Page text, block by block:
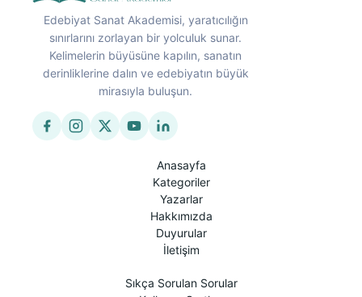
Edebiyat Sanat Akademisi, yaratıcılığın
sınırlarını zorlayan bir yolculuk sunar.
Kelimelerin büyüsüne kapılın, sanatın
derinliklerine dalın ve edebiyatın büyük
mirasıyla buluşun.
Anasayfa
Kategoriler
Yazarlar
Hakkımızda
Duyurular
İletişim
Sıkça Sorulan Sorular